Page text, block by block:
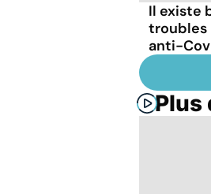
Il existe
troubles
anti-
Plus